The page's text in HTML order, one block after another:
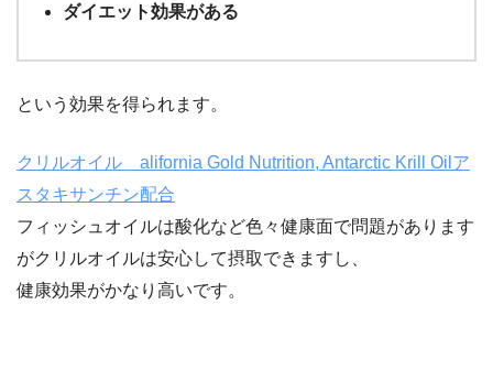
ダイエット効果がある
という効果を得られます。
クリルオイル alifornia Gold Nutrition, Antarctic Krill Oilア
スタキサンチン配合
フィッシュオイルは酸化など色々健康面で問題があります
がクリルオイルは安心して摂取できますし、
健康効果がかなり高いです。